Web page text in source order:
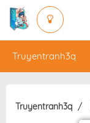
Truyentranh3q
Truyentranh3q